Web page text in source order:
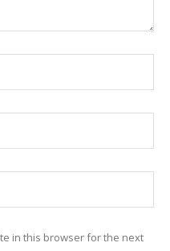
in this browser for the next